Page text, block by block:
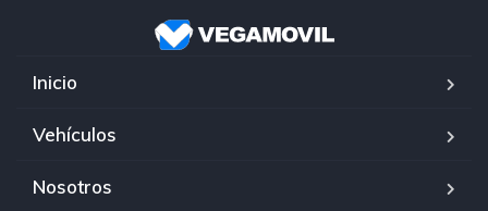
Inicio
Vehículos
Nosotros